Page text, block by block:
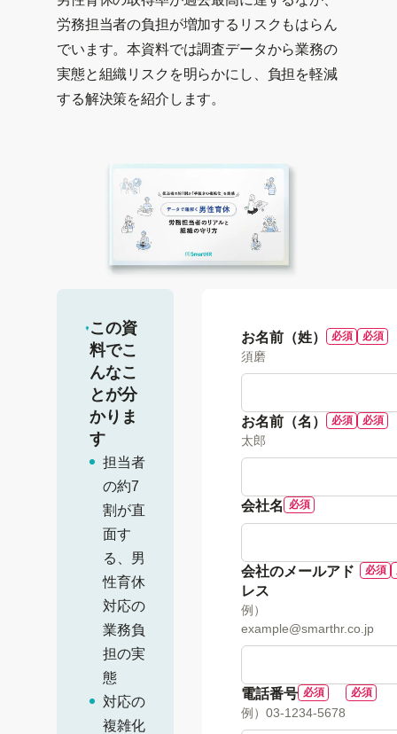
労務担当者の負担が増加するリスクもはらん
でいます。本資料では調査データから業務の
実態と組織リスクを明らかにし、負担を軽減
する解決策を紹介します。
この資
料でこ
んなこ
とが分
かりま
す
担当者
の約7
割が直
面す
る、男
性育休
対応の
業務負
担の実
態
対応の
複雑化
お名前（姓）
須磨
お名前（名）
太郎
会社名
会社のメールアド
レス
例）
example@smarthr.co.jp
電話番号
例）03-1234-5678